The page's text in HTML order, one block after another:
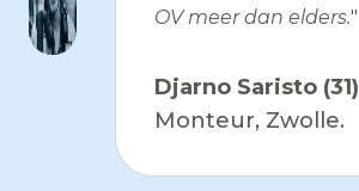
OV meer dan elders."
Djarno Saristo (31)
Monteur, Zwolle.